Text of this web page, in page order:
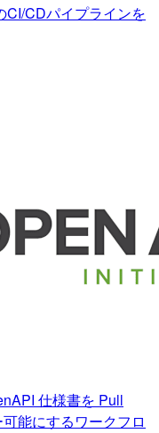
CI/CDパイプラインを
仕様書を Pull
能にするワークフロ